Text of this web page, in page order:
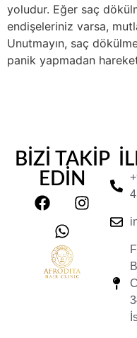
yoludur. Eğer saç
endişeleriniz varsa,
Unutmayın, saç
panik yapmadan
BİZİ TAKİP
EDİN